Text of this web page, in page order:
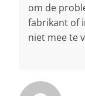
om de
fabrikant of
niet mee te